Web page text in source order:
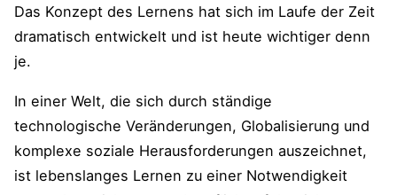
Das Konzept des Lernens hat sich im Laufe der Zeit
dramatisch entwickelt und ist heute wichtiger denn
je.
In einer Welt, die sich durch ständige
technologische Veränderungen, Globalisierung und
komplexe soziale Herausforderungen auszeichnet,
ist lebenslanges Lernen zu einer Notwendigkeit